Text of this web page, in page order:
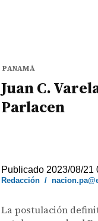
PANAMÁ
Juan C.
Parlacen
Publicado 2023/08/21
Redacción /
La postulación